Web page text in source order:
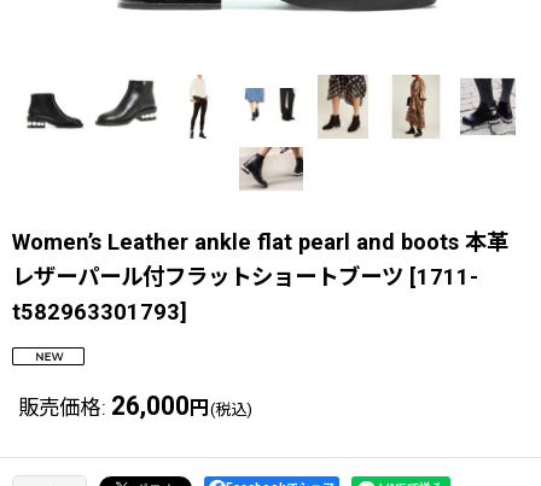
Women’s Leather ankle flat pearl and boots 本革
レザーパール付フラットショートブーツ [1711-
t582963301793]
販売価格: 26,000 円 (税込)